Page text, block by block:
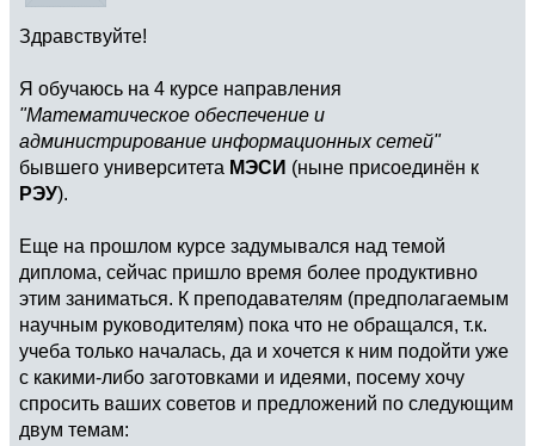
Здравствуйте!
Я обучаюсь на 4 курсе направления
"Математическое обеспечение и
администрирование информационных сетей"
бывшего университета МЭСИ (ныне присоединён к
РЭУ).
Еще на прошлом курсе задумывался над темой
диплома, сейчас пришло время более продуктивно
этим заниматься. К преподавателям (предполагаемым
научным руководителям) пока что не обращался, т.к.
учеба только началась, да и хочется к ним подойти уже
с какими-либо заготовками и идеями, посему хочу
спросить ваших советов и предложений по следующим
двум темам: